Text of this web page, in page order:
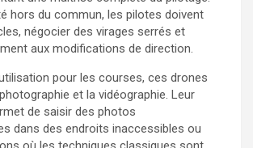
hors du commun, les pilotes doivent
négocier des virages serrés et
aux modifications de direction.
pour les courses, ces drones
et la vidéographie. Leur
de saisir des photos
dans des endroits inaccessibles ou